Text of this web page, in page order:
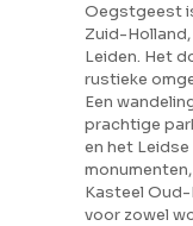
Oegstgeest
Zuid-
Leiden. Het
rustieke
Een
prachtige
en het
Kasteel
voor zowel